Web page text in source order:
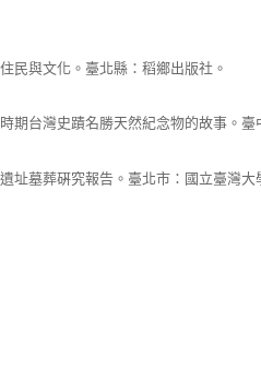
民與文化。臺北縣：稻鄉出版社。
期台灣史蹟名勝天然紀念物的故事。臺
址墓葬硏究報告。臺北市：國立臺灣大